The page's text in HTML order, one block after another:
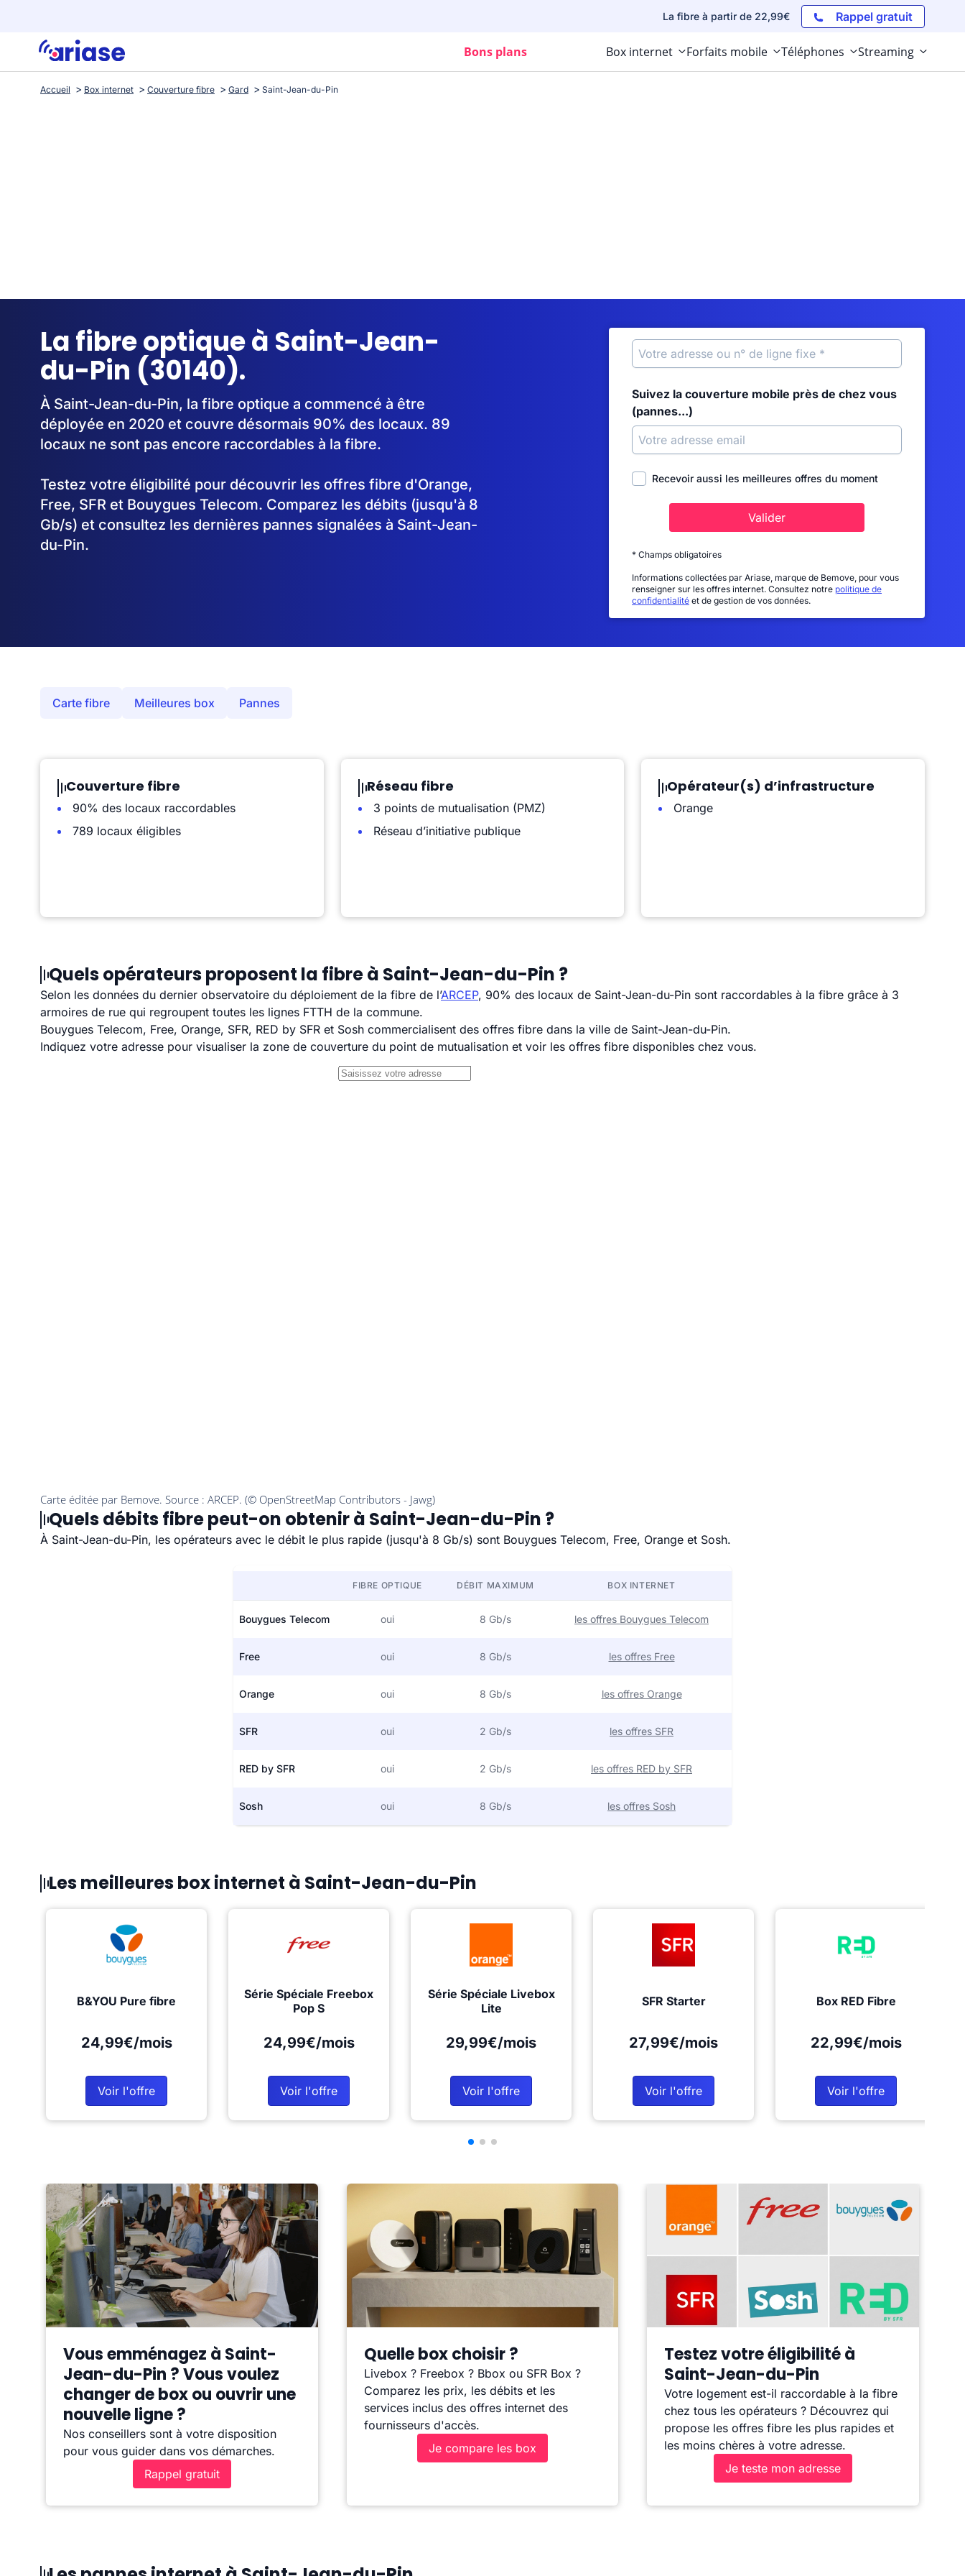
La fibre à partir de 22,99€ Rappel gratuit
Bons plans Box internet Forfaits mobile Téléphones Streaming
Accueil Box internet Couverture fibre Gard Saint-Jean-du-Pin
La fibre optique à Saint-Jean-
du-Pin (30140).
À Saint-Jean-du-Pin, la fibre optique a commencé à être
déployée en 2020 et couvre désormais 90% des locaux. 89
locaux ne sont pas encore raccordables à la fibre.
Testez votre éligibilité pour découvrir les offres fibre d'Orange,
Free, SFR et Bouygues Telecom. Comparez les débits (jusqu'à 8
Gb/s) et consultez les dernières pannes signalées à Saint-Jean-
du-Pin.
Suivez la couverture mobile près de chez vous
(pannes...)
Recevoir aussi les meilleures offres du moment
Valider
* Champs obligatoires
Informations collectées par Ariase, marque de Bemove, pour vous
renseigner sur les offres internet. Consultez notre politique de
confidentialité et de gestion de vos données.
Carte fibre Meilleures box Pannes
Couverture fibre
90% des locaux raccordables
789 locaux éligibles
Réseau fibre
3 points de mutualisation (PMZ)
Réseau d’initiative publique
Opérateur(s) d’infrastructure
Orange
Quels opérateurs proposent la fibre à Saint-Jean-du-Pin ?
Selon les données du dernier observatoire du déploiement de la fibre de l’ARCEP, 90% des locaux de Saint-Jean-du-Pin sont raccordables à la fibre grâce à 3
armoires de rue qui regroupent toutes les lignes FTTH de la commune.
Bouygues Telecom, Free, Orange, SFR, RED by SFR et Sosh commercialisent des offres fibre dans la ville de Saint-Jean-du-Pin.
Indiquez votre adresse pour visualiser la zone de couverture du point de mutualisation et voir les offres fibre disponibles chez vous.
Quels débits fibre peut-on obtenir à Saint-Jean-du-Pin ?
À Saint-Jean-du-Pin, les opérateurs avec le débit le plus rapide (jusqu'à 8 Gb/s) sont Bouygues Telecom, Free, Orange et Sosh.
FIBRE OPTIQUE DÉBIT MAXIMUM BOX INTERNET
Bouygues Telecom oui 8 Gb/s les offres Bouygues Telecom
Free oui 8 Gb/s les offres Free
Orange oui 8 Gb/s les offres Orange
SFR oui 2 Gb/s les offres SFR
RED by SFR oui 2 Gb/s les offres RED by SFR
Sosh oui 8 Gb/s les offres Sosh
Les meilleures box internet à Saint-Jean-du-Pin
B&YOU Pure fibre
24,99€/mois
Voir l'offre
Série Spéciale Freebox
Pop S
24,99€/mois
Voir l'offre
Série Spéciale Livebox
Lite
29,99€/mois
Voir l'offre
SFR Starter
27,99€/mois
Voir l'offre
Box RED Fibre
22,99€/mois
Voir l'offre
Vous emménagez à Saint-
Jean-du-Pin ? Vous voulez
changer de box ou ouvrir une
nouvelle ligne ?
Nos conseillers sont à votre disposition
pour vous guider dans vos démarches.
Rappel gratuit
Quelle box choisir ?
Livebox ? Freebox ? Bbox ou SFR Box ?
Comparez les prix, les débits et les
services inclus des offres internet des
fournisseurs d'accès.
Je compare les box
Testez votre éligibilité à
Saint-Jean-du-Pin
Votre logement est-il raccordable à la fibre
chez tous les opérateurs ? Découvrez qui
propose les offres fibre les plus rapides et
les moins chères à votre adresse.
Je teste mon adresse